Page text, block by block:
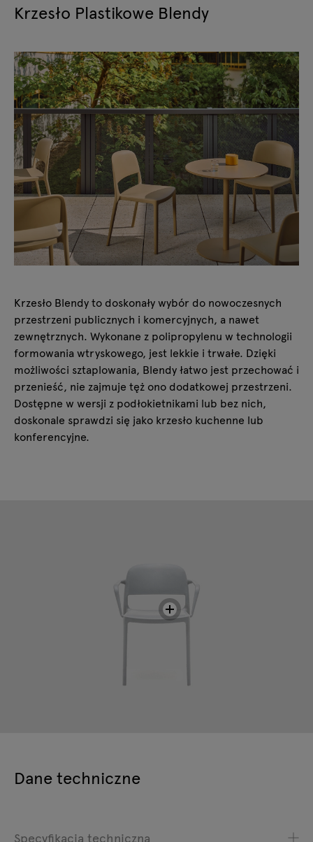
Krzesło Plastikowe Blendy
Krzesło Blendy to doskonały wybór do nowoczesnych
przestrzeni publicznych i komercyjnych, a nawet
zewnętrznych. Wykonane z polipropylenu w technologii
formowania wtryskowego, jest lekkie i trwałe. Dzięki
możliwości sztaplowania, Blendy łatwo jest przechować i
przenieść, nie zajmuje tęż ono dodatkowej przestrzeni.
Dostępne w wersji z podłokietnikami lub bez nich,
doskonale sprawdzi się jako krzesło kuchenne lub
konferencyjne.
Dane techniczne
Specyfikacja techniczna